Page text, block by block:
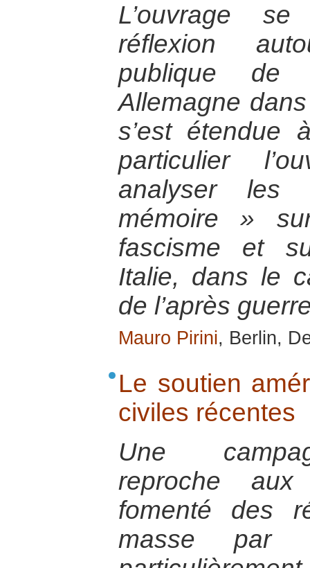
L’ouvrage
réflexion
publique de
Allemagne
s’est étendue
particulier
analyser
mémoire »
fascisme et
Italie, dans le
de l’après
Mauro Pirini, Berlin,
Le soutien
civiles récentes
Une
reproche aux
fomenté des
masse